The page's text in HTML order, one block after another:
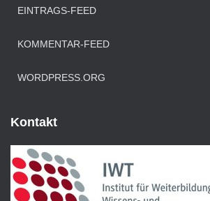
EINTRAGS-FEED
KOMMENTAR-FEED
WORDPRESS.ORG
Kontakt